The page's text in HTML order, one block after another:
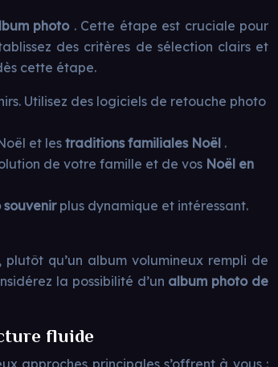
photo . Cette étape est cruciale pour
des critères de sélection clairs et
cette étape.
Utilisez des logiciels de retouche photo
et lestraditions familiales Noël .
de votre famille et de vos Noël en
souvenirplus dynamique et intéressant.
qu’un album volumineux rempli de
la possibilité d’un album photo de
fluide
approches principales s’offrent à vous :